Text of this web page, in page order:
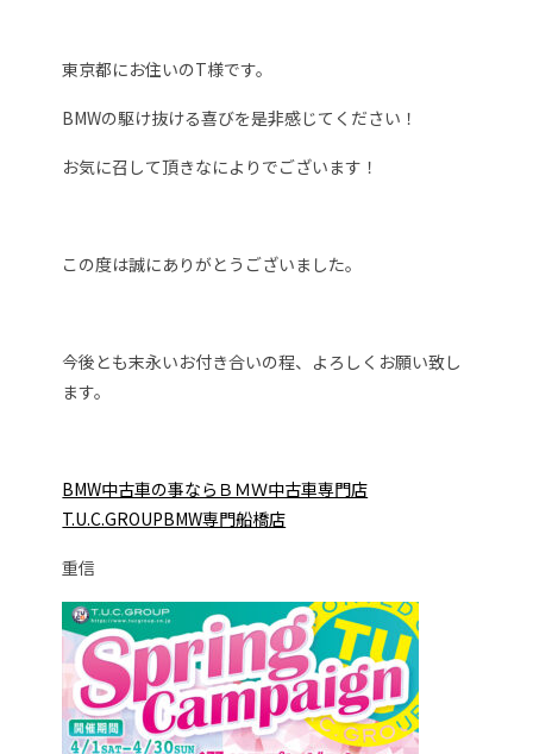
東京都にお住いのT様です。
BMWの駆け抜ける喜びを是非感じてください！
お気に召して頂きなによりでございます！
この度は誠にありがとうございました。
今後とも末永いお付き合いの程、よろしくお願い致し
ます。
BMW中古車の事ならＢＭＷ中古車専門店
T.U.C.GROUPBMW専門船橋店
重信